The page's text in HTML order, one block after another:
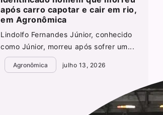
após carro capotar e cair em rio,
em Agronômica
Lindolfo Fernandes Júnior, conhecido
como Júnior, morreu após sofrer um...
Agronômica julho 13, 2026